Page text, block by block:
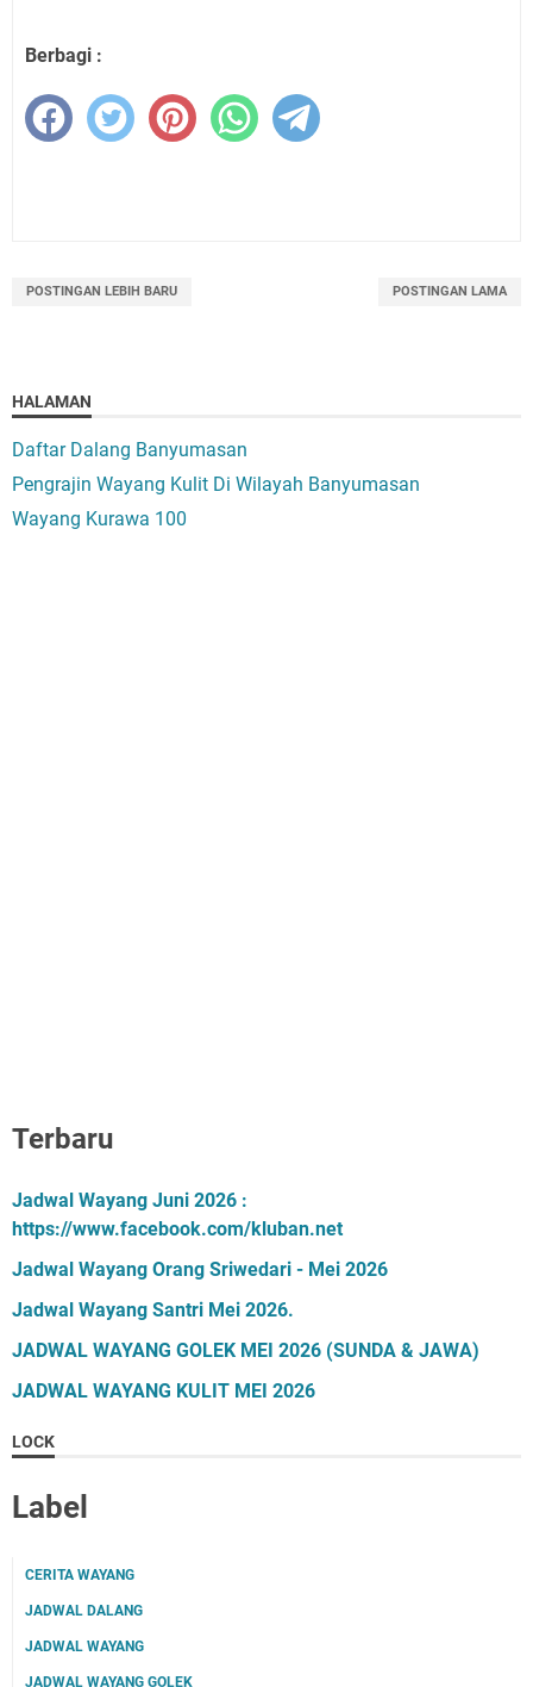
Berbagi :
POSTINGAN LEBIH BARU POSTINGAN LAMA
HALAMAN
Daftar Dalang Banyumasan
Pengrajin Wayang Kulit Di Wilayah Banyumasan
Wayang Kurawa 100
Terbaru
Jadwal Wayang Juni 2026 :
https://www.facebook.com/kluban.net
Jadwal Wayang Orang Sriwedari - Mei 2026
Jadwal Wayang Santri Mei 2026.
JADWAL WAYANG GOLEK MEI 2026 (SUNDA & JAWA)
JADWAL WAYANG KULIT MEI 2026
LOCK
Label
CERITA WAYANG
JADWAL DALANG
JADWAL WAYANG
JADWAL WAYANG GOLEK